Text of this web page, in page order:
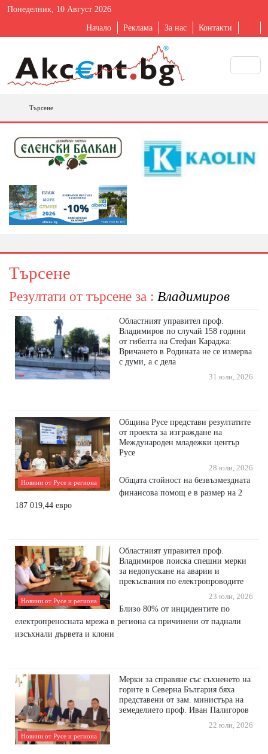
Понеделник, 10 Август 2026
Начало Реклама За нас Контакти
Търсене
Търсене
Резултати от търсене за : Владимиров
Областният управител проф.
Владимиров по случай 158 години
от гибелта на Стефан Караджа:
Вричането в Родината не се измерва
с думи, а с дела
31 юли, 2026
Новини от Русе и региона
Община Русе представи резултатите
от проекта за изграждане на
Международен младежки център
Русе
28 юли, 2026
Общата стойност на безвъзмездната
финансова помощ е в размер на 2
187 019,44 евро
Новини от Русе и региона
Областният управител проф.
Владимиров поиска спешни мерки
за недопускане на аварии и
прекъсвания по електропроводите
23 юли, 2026
Близо 80% от инцидентите по
електропреносната мрежа в региона са причинени от паднали
изсъхнали дървета и клони
Новини от Русе и региона
Мерки за справяне със съхненето на
горите в Северна България бяха
представени от зам. министъра на
земеделието проф. Иван Палигоров
22 юли, 2026